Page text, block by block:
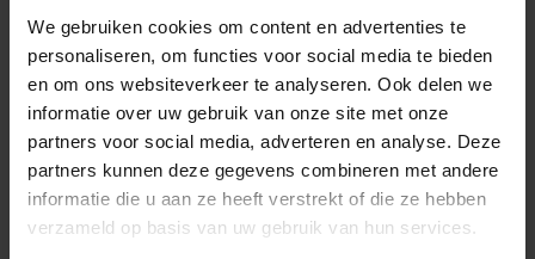
We gebruiken cookies om content en advertenties te
personaliseren, om functies voor social media te bieden
en om ons websiteverkeer te analyseren. Ook delen we
informatie over uw gebruik van onze site met onze
partners voor social media, adverteren en analyse. Deze
partners kunnen deze gegevens combineren met andere
informatie die u aan ze heeft verstrekt of die ze hebben
verzameld op basis van uw gebruik van hun services.
Dit programma past bij jou als je:
nooit echt tevreden bent met wat je levert, ook als het
objectief goed is
uitstelt omdat je pas wilt beginnen als je zeker weet dat het
goed gaat komen
moeite hebt om taken los te laten of te delegeren omdat
anderen het toch anders doen
heel hard werkt maar zelden het gevoel hebt dat je mag